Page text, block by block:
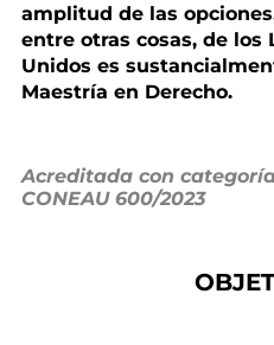
amplitud de las
entre otras cosas, de los
Unidos es
Maestría en Derecho.
Acreditada con
CONEAU 600/2023